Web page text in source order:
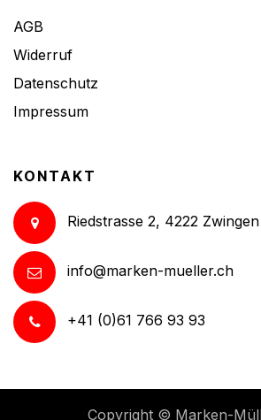
AGB
Widerruf
Datenschutz
Impressum
KONTAKT
Riedstrasse 2, 4222 Zwingen
info@marken-mueller.ch
+41 (0)61 766 93 93
Copyright © Marken-